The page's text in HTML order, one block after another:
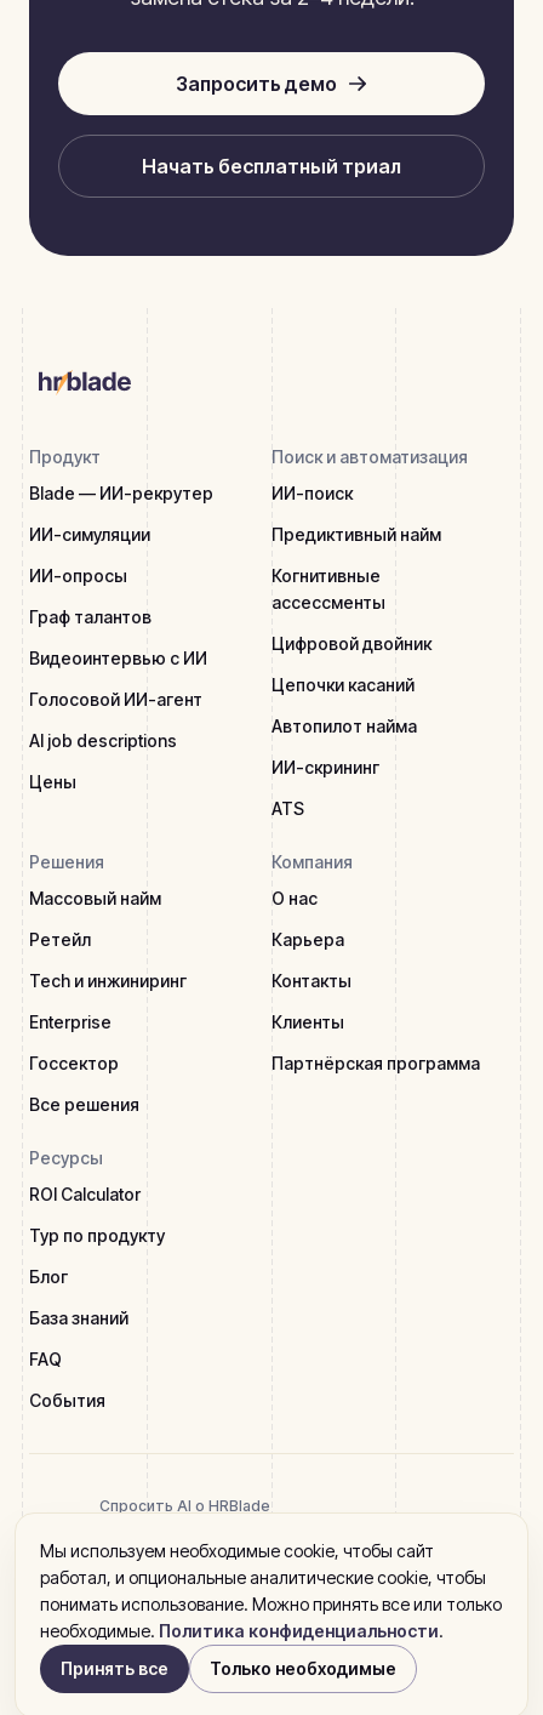
Запросить демо
Начать бесплатный триал
Продукт
Blade — ИИ-рекрутер
ИИ-симуляции
ИИ-опросы
Граф талантов
Видеоинтервью с ИИ
Голосовой ИИ-агент
AI job descriptions
Цены
Поиск и автоматизация
ИИ-поиск
Предиктивный найм
Когнитивные
ассессменты
Цифровой двойник
Цепочки касаний
Автопилот найма
ИИ-скрининг
ATS
Решения
Массовый найм
Ретейл
Tech и инжиниринг
Enterprise
Госсектор
Все решения
Компания
О нас
Карьера
Контакты
Клиенты
Партнёрская программа
Ресурсы
ROI Calculator
Тур по продукту
Блог
База знаний
FAQ
События
Спросить AI о HRBlade
2026 HRBlade. Все права защищены
Политика конфиденциальностиУсловия использования
Юридическая информация
Мы используем необходимые cookie, чтобы сайт
работал, и опциональные аналитические cookie, чтобы
понимать использование. Можно принять все или только
необходимые. Политика конфиденциальности.
Принять все
Только необходимые